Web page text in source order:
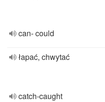
can- could
łapać, chwytać
catch-caught